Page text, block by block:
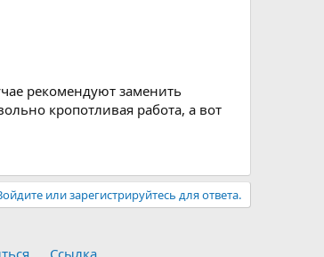
рекомендуют заменить
кропотливая работа, а вот
или зарегистрируйтесь для ответа.
Ссылка